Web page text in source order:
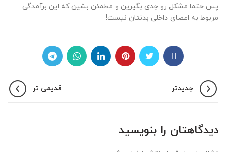
پس حتما مشکل رو جدی بگیرین و مطمئن بشین که این برآمدگی
مربوط به اعضای داخلی بدنتان نیست!
جدیدتر قدیمی تر
دیدگاهتان را بنویسید